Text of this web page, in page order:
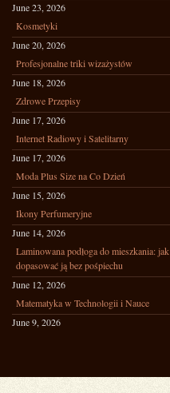
June 23, 2026
Kosmetyki
June 20, 2026
Profesjonalne triki wizażystów
June 18, 2026
Zdrowe Przepisy
June 17, 2026
Internet Radiowy i Satelitarny
June 17, 2026
Moda Plus Size na Co Dzień
June 15, 2026
Ikony Perfumeryjne
June 14, 2026
Laminowana podłoga do mieszkania: jak
dopasować ją bez pośpiechu
June 12, 2026
Matematyka w Technologii i Nauce
June 9, 2026